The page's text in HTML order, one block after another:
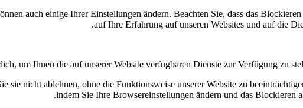
auch einige Ihrer Einstellungen ändern. Beachten Sie, dass das
auf Ihre Erfahrung auf unseren Websites und auf die
um Ihnen die auf unserer Website verfügbaren Dienste zur Verfügung zu
nicht ablehnen, ohne die Funktionsweise unserer Website zu
indem Sie Ihre Browsereinstellungen ändern und das Blockieren